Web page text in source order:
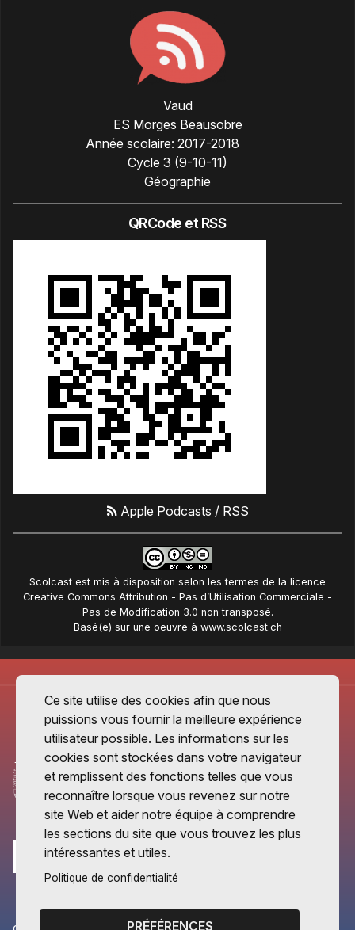
Vaud
ES Morges Beausobre
Année scolaire: 2017-2018
Cycle 3 (9-10-11)
Géographie
QRCode et RSS
Apple Podcasts / RSS
Scolcast est mis à disposition selon les termes de la licence
Creative Commons Attribution - Pas d’Utilisation Commerciale -
Pas de Modification 3.0 non transposé.
Basé(e) sur une oeuvre à www.scolcast.ch
Ce site utilise des cookies afin que nous
puissions vous fournir la meilleure expérience
utilisateur possible. Les informations sur les
cookies sont stockées dans votre navigateur
et remplissent des fonctions telles que vous
reconnaître lorsque vous revenez sur notre
site Web et aider notre équipe à comprendre
les sections du site que vous trouvez les plus
intéressantes et utiles.
Politique de confidentialité
PRÉFÉRENCES